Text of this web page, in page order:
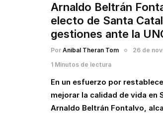
Arnaldo Beltrán
electo de Santa
gestiones ante la
Por Anibal Theran Tom
26 de
1 Minutos de lectura
En un esfuerzo por
mejorar la calidad de vida en
Arnaldo Beltrán Fontalvo,